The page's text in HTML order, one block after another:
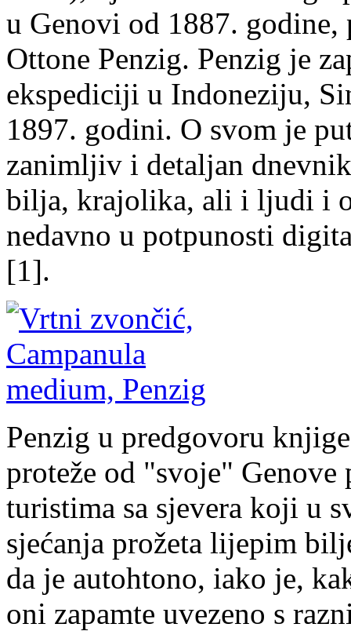
u Genovi od 1887.
Ottone Penzig. Penzig je
ekspediciji u Indoneziju,
1897. godini. O svom je
zanimljiv i detaljan
bilja, krajolika, ali i ljudi i
nedavno u potpunosti
[1].
Penzig u predgovoru
proteže od "svoje" Genove
turistima sa sjevera koji u
sjećanja prožeta lijepim
da je autohtono, iako je,
oni zapamte uvezeno s